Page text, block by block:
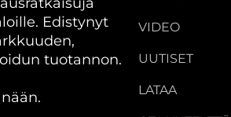
Edistynyt
tuotannon.
VIDEO
UUTISET
LATAA